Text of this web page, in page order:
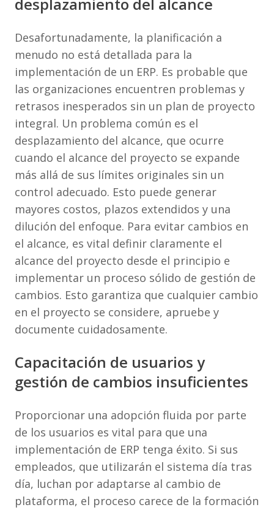
Desafortunadamente, la planificación a
menudo no está detallada para la
implementación de un ERP. Es probable que
las organizaciones encuentren problemas y
retrasos inesperados sin un plan de proyecto
integral. Un problema común es el
desplazamiento del alcance, que ocurre
cuando el alcance del proyecto se expande
más allá de sus límites originales sin un
control adecuado. Esto puede generar
mayores costos, plazos extendidos y una
dilución del enfoque. Para evitar cambios en
el alcance, es vital definir claramente el
alcance del proyecto desde el principio e
implementar un proceso sólido de gestión de
cambios. Esto garantiza que cualquier cambio
en el proyecto se considere, apruebe y
documente cuidadosamente.
Capacitación de usuarios y
gestión de cambios insuficientes
Proporcionar una adopción fluida por parte
de los usuarios es vital para que una
implementación de ERP tenga éxito. Si sus
empleados, que utilizarán el sistema día tras
día, luchan por adaptarse al cambio de
plataforma, el proceso carece de la formación